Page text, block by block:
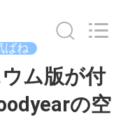
ばね
ム版が付
の空